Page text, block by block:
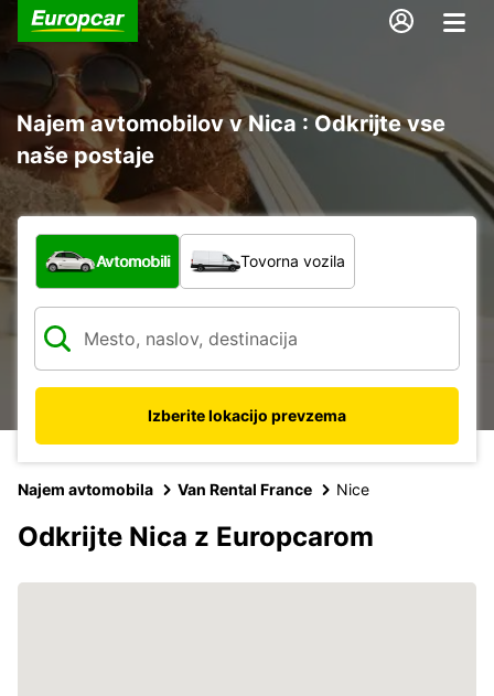
Najem avtomobilov v Nica : Odkrijte vse
naše postaje
Katera vrsta vozila?
Avtomobili Tovorna vozila
Izberite lokacijo prevzema
Najem avtomobila Van Rental France Nice
Odkrijte Nica z Europcarom